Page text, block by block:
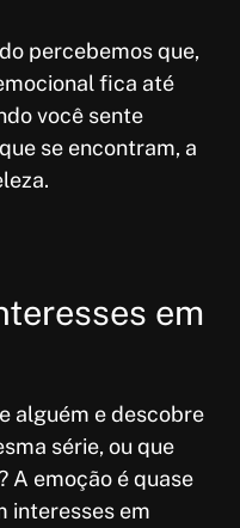
percebemos que,
fica até
você sente
se encontram, a
em
alguém e descobre
série, ou que
A emoção é quase
interesses em